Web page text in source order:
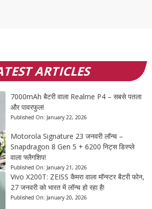
ARTICLES
7000mAh बैटरी वाला Realme P4 – सबसे पतला
और पावरफुल!
Published On: January 22, 2026
Motorola Signature 23 जनवरी लॉन्च –
Snapdragon 8 Gen 5 + 6200 निट्स डिस्प्ले
वाला फ्लैगशिप!
Published On: January 21, 2026
Vivo X200T: ZEISS कैमरा वाला मॉन्स्टर बैटरी फोन,
27 जनवरी को भारत में लॉन्च हो रहा है!
Published On: January 20, 2026